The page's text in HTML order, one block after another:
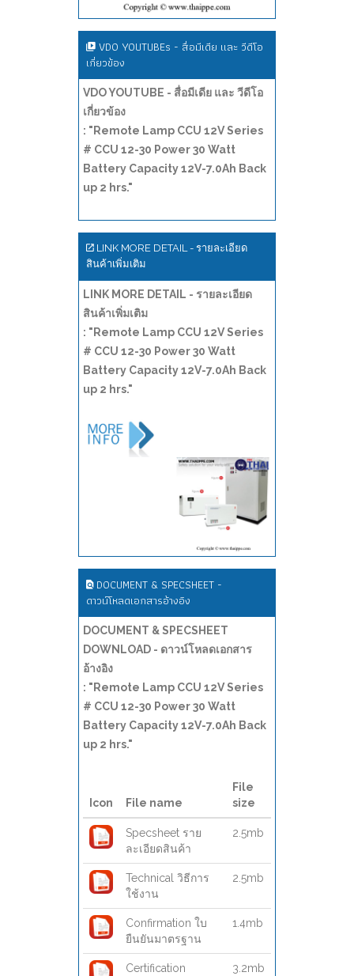
VDO YOUTUBEs - สื่อมีเดีย และ วีดีโอ
เกี่ยวข้อง
VDO YOUTUBE - สื่อมีเดีย และ วีดีโอ
เกี่ยวข้อง
: "Remote Lamp CCU 12V Series
# CCU 12-30 Power 30 Watt
Battery Capacity 12V-7.0Ah Back
up 2 hrs."
LINK MORE DETAIL - รายละเอียด
สินค้าเพิ่มเติม
LINK MORE DETAIL - รายละเอียด
สินค้าเพิ่มเติม
: "Remote Lamp CCU 12V Series
# CCU 12-30 Power 30 Watt
Battery Capacity 12V-7.0Ah Back
up 2 hrs."
DOCUMENT & SPECSHEET -
ดาวน์โหลดเอกสารอ้างอิง
DOCUMENT & SPECSHEET
DOWNLOAD - ดาวน์โหลดเอกสาร
อ้างอิง
: "Remote Lamp CCU 12V Series
# CCU 12-30 Power 30 Watt
Battery Capacity 12V-7.0Ah Back
up 2 hrs."
Icon File name
File
size
Specsheet ราย
ละเอียดสินค้า
2.5mb
Technical วิธีการ
ใช้งาน
2.5mb
Confirmation ใบ
ยืนยันมาตรฐาน
1.4mb
Certification 3.2mb